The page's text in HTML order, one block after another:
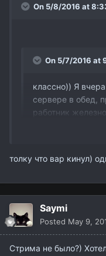
On 5/8/2016 at
On 5/7/2016 at
классно)) Я
сервере в обед,
работник
толку что вар кинул)
Saymi
Posted May 9,
Стрима не было?)